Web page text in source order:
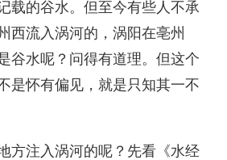
载的谷水。但至今有些人不承
西流入涡河的，涡阳在亳州
谷水呢？问得有道理。但这个
是怀有偏见，就是只知其一不
方注入涡河的呢？先看《水经